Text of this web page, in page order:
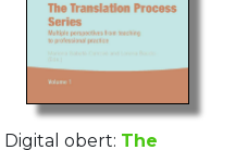
Digital obert: The